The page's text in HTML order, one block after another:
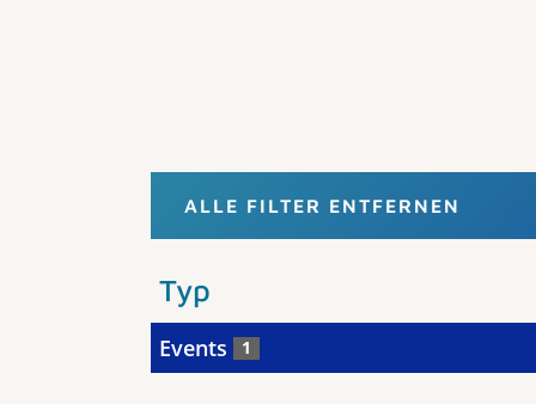
ALLE FILTER ENTFERNEN
Typ
Events 1